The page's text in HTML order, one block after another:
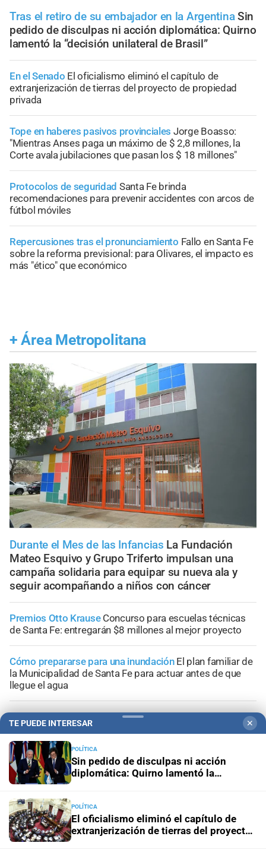
Tras el retiro de su embajador en la Argentina Sin
pedido de disculpas ni acción diplomática: Quirno
lamentó la “decisión unilateral de Brasil”
En el Senado El oficialismo eliminó el capítulo de
extranjerización de tierras del proyecto de propiedad
privada
Tope en haberes pasivos provinciales Jorge Boasso:
"Mientras Anses paga un máximo de $ 2,8 millones, la
Corte avala jubilaciones que pasan los $ 18 millones"
Protocolos de seguridad Santa Fe brinda
recomendaciones para prevenir accidentes con arcos de
fútbol móviles
Repercusiones tras el pronunciamiento Fallo en Santa Fe
sobre la reforma previsional: para Olivares, el impacto es
más "ético" que económico
+ Área Metropolitana
Durante el Mes de las Infancias La Fundación
Mateo Esquivo y Grupo Triferto impulsan una
campaña solidaria para equipar su nueva ala y
seguir acompañando a niños con cáncer
Premios Otto Krause Concurso para escuelas técnicas
de Santa Fe: entregarán $8 millones al mejor proyecto
Cómo prepararse para una inundación El plan familiar de
la Municipalidad de Santa Fe para actuar antes de que
llegue el agua
Nueva Estación Policial Parque
Federal: ubicación, inversión y detalles del proyecto
Ciudad de Santa FeLa conmovedora colecta para hacer
el piso a la casita donde viven dos niñas con saturnismo
TE PUEDE INTERESAR ✕
POLÍTICA
Sin pedido de disculpas ni acción
diplomática: Quirno lamentó la
POLÍTICA
El oficialismo eliminó el capítulo de
extranjerización de tierras del proyecto